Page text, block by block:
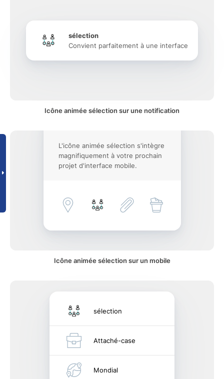
sélection
Convient parfaitement à une interface
Icône animée sélection sur une notification
L'icône animée sélection s'intègre
magnifiquement à votre prochain
projet d'interface mobile.
Icône animée sélection sur un mobile
sélection
Attaché-case
Mondial